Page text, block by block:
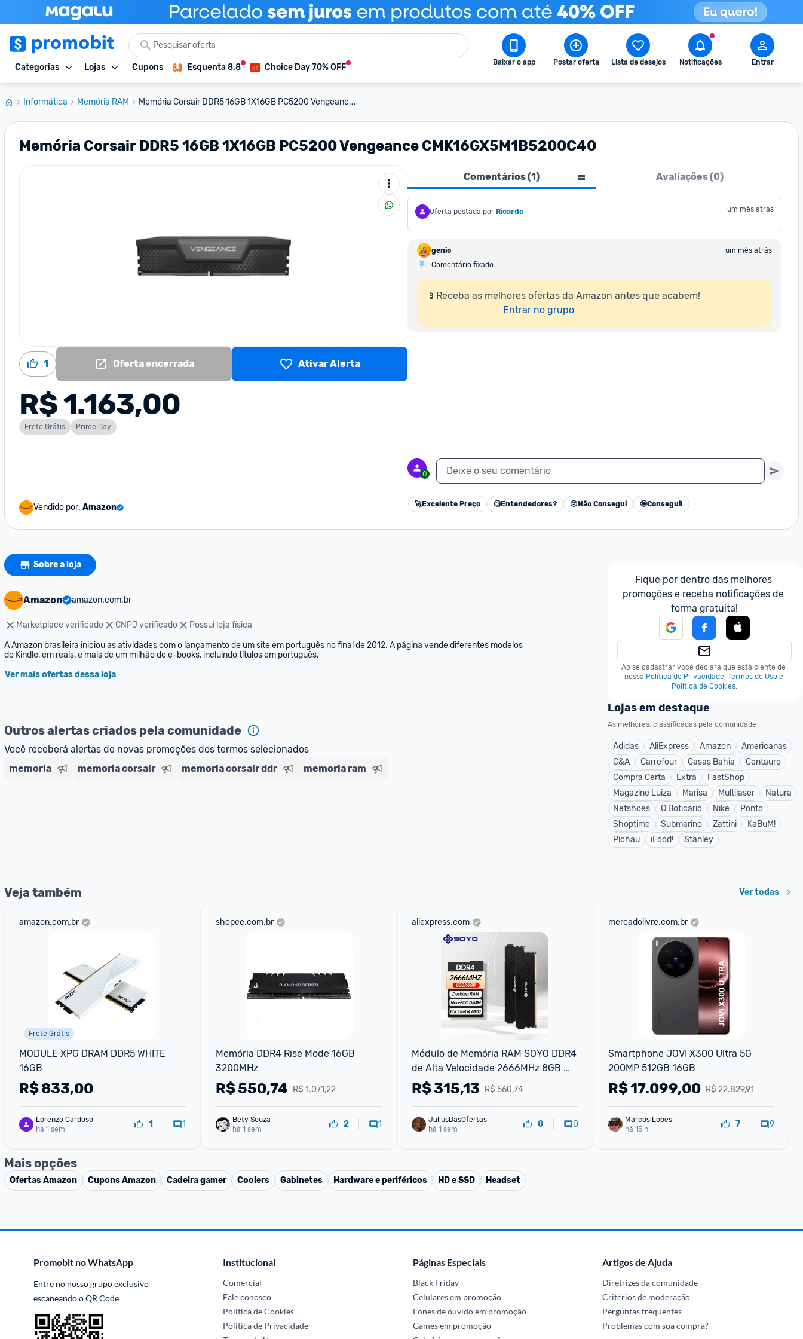
Categorias Lojas Cupons Esquenta 8.8 Choice Day 70% OFF Baixar o app Postar oferta Lista de desejos Notificações Entrar
Informática Memória RAM Memória Corsair DDR5 16GB 1X16GB PC5200 Vengeanc...
Memória Corsair DDR5 16GB 1X16GB PC5200 Vengeance CMK16GX5M1B5200C40
1 Oferta encerrada Ativar Alerta
R$ 1.163,00
Frete Grátis Prime Day
Vendido por: Amazon
Comentários (1) Avaliações (0)
Oferta postada por Ricardo um mês atrás
genio
um mês atrás
Comentário fixado
📱Receba as melhores ofertas da Amazon antes que acabem!
Entrar no grupo
0 Deixe o seu comentário
🚀Excelente Preço 🧐Entendedores? 😢 Não Consegui 🤩Consegui!
Sobre a loja
Amazon amazon.com.br
Marketplace verificado CNPJ verificado
Possui loja física
A Amazon brasileira iniciou as atividades com o lançamento de um site em português no final de 2012. A página vende diferentes modelos
do Kindle, em reais, e mais de um milhão de e-books, incluindo títulos em português.
Ver mais ofertas dessa loja
Outros alertas criados pela comunidade
Você receberá alertas de novas promoções dos termos selecionados
memoria
memoria corsair memoria corsair ddr memoria ram
Fique por dentro das melhores
promoções e receba notificações de
forma gratuita!
Ao se cadastrar você declara que está ciente de
nossa Política de Privacidade, Termos de Uso e
Política de Cookies.
Lojas em destaque
As melhores, classificadas pela comunidade
Adidas AliExpress Amazon
Americanas
C&A
Carrefour Casas Bahia
Centauro
Compra Certa
Extra
FastShop
Magazine Luiza
Marisa Multilaser
Natura
Netshoes
O Boticario Nike
Ponto
Shoptime
Submarino Zattini
KaBuM!
Pichau
iFood! Stanley
Veja também Ver todas
amazon.com.br
Frete Grátis
MODULE XPG DRAM DDR5 WHITE
16GB
R$833,00
Lorenzo Cardoso
há 1 sem
1 1
shopee.com.br
Memória DDR4 Rise Mode 16GB
3200MHz
R$ 1.071,22
R$550,74
Bety Souza
há 1 sem
2 1
aliexpress.com
Módulo de Memória RAM SOYO DDR4
de Alta Velocidade 2666MHz 8GB
16GB para Desktop PC4-21300 1.2V
CL20 288-Pinos Non-EC
R$ 560,74
R$315,13
JuliusDasOfertas
há 1 sem
0 0
mercadolivre.com.br
Smartphone JOVI X300 Ultra 5G
200MP 512GB 16GB
R$ 22.829,91
R$17.099,00
Marcos Lopes
há 15 h
7 9
Mais opções
OfertasAmazon CuponsAmazon Cadeira gamer Coolers Gabinetes Hardware e periféricos HD e SSD Headset
Promobit no WhatsApp
Entre no nosso grupo exclusivo
escaneando o QR Code
Institucional
Comercial
Fale conosco
Política de Cookies
Política de Privacidade
Páginas Especiais
Black Friday
Celulares em promoção
Fones de ouvido em promoção
Games em promoção
Artigos de Ajuda
Diretrizes da comunidade
Critérios de moderação
Perguntas frequentes
Problemas com sua compra?